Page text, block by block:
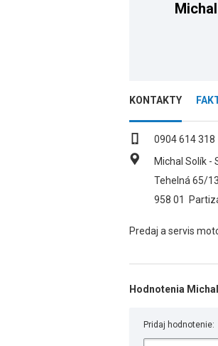
KONTAKTY
0904 614 318
Michal Solík -
Tehelná 65/
958 01
Predaj a servis
Hodnotenia
Pridaj hodnotenie: